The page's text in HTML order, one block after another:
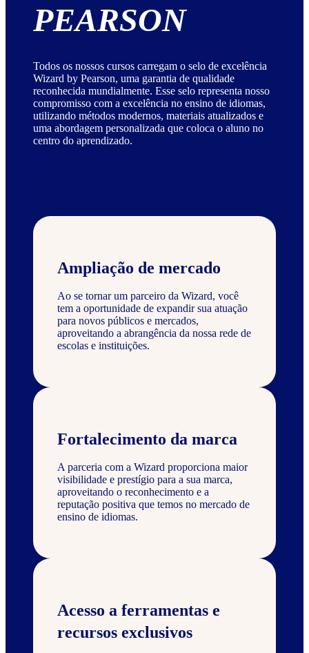
PEARSON
Todos os nossos cursos carregam o selo de excelência
Wizard by Pearson, uma garantia de qualidade
reconhecida mundialmente. Esse selo representa nosso
compromisso com a excelência no ensino de idiomas,
utilizando métodos modernos, materiais atualizados e
uma abordagem personalizada que coloca o aluno no
centro do aprendizado.
Ampliação de mercado
Ao se tornar um parceiro da Wizard, você
tem a oportunidade de expandir sua atuação
para novos públicos e mercados,
aproveitando a abrangência da nossa rede de
escolas e instituições.
Fortalecimento da marca
A parceria com a Wizard proporciona maior
visibilidade e prestígio para a sua marca,
aproveitando o reconhecimento e a
reputação positiva que temos no mercado de
ensino de idiomas.
Acesso a ferramentas e
recursos exclusivos